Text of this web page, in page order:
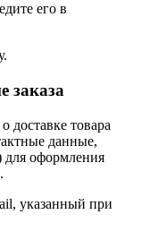
его в
заказа
доставке товара
данные,
для оформления
указанный при